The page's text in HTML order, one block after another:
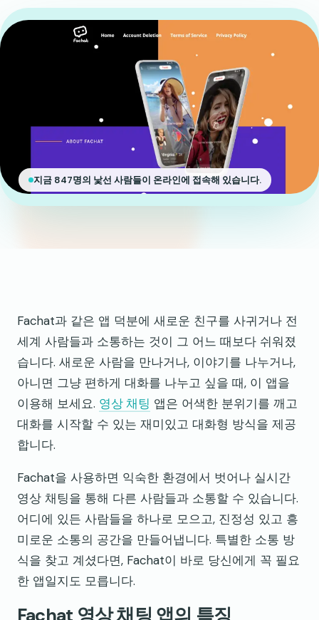
지금 847명의 낯선 사람들이 온라인에 접속해 있습니다.
Fachat과 같은 앱 덕분에 새로운 친구를 사귀거나 전
세계 사람들과 소통하는 것이 그 어느 때보다 쉬워졌
습니다. 새로운 사람을 만나거나, 이야기를 나누거나,
아니면 그냥 편하게 대화를 나누고 싶을 때, 이 앱을
이용해 보세요. 영상 채팅 앱은 어색한 분위기를 깨고
대화를 시작할 수 있는 재미있고 대화형 방식을 제공
합니다.
Fachat을 사용하면 익숙한 환경에서 벗어나 실시간
영상 채팅을 통해 다른 사람들과 소통할 수 있습니다.
어디에 있든 사람들을 하나로 모으고, 진정성 있고 흥
미로운 소통의 공간을 만들어냅니다. 특별한 소통 방
식을 찾고 계셨다면, Fachat이 바로 당신에게 꼭 필요
한 앱일지도 모릅니다.